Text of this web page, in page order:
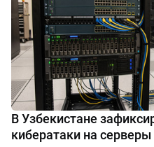
В Узбекистане
кибератаки на серверы